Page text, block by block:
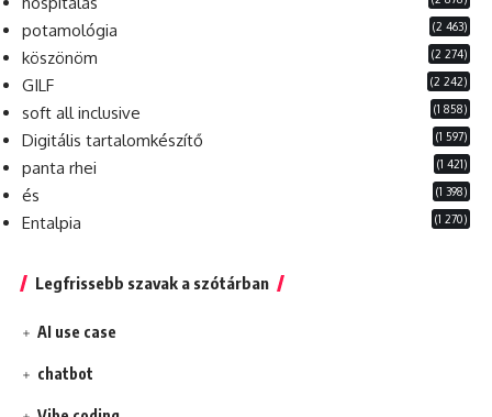
potamológia (2 463)
köszönöm (2 274)
GILF (2 242)
soft all inclusive (1 858)
Digitális tartalomkészítő (1 597)
panta rhei (1 421)
és (1 398)
Entalpia (1 270)
Legfrissebb szavak a szótárban
AI use case
chatbot